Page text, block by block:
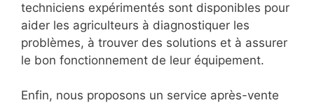
techniciens expérimentés sont disponibles pour
aider les agriculteurs à diagnostiquer les
problèmes, à trouver des solutions et à assurer
le bon fonctionnement de leur équipement.
Enfin, nous proposons un service après-vente